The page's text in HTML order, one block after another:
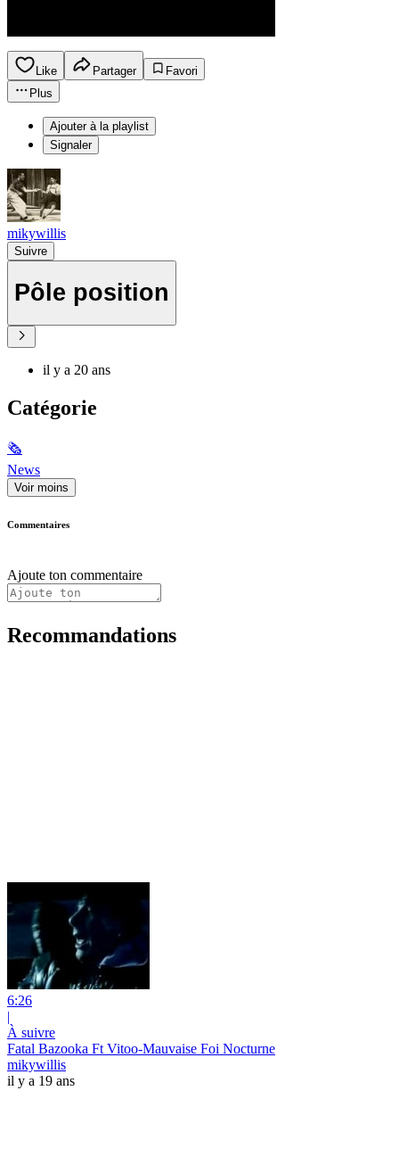
Like Partager
Favori
Plus
Ajouter à la playlist
Signaler
mikywillis
Suivre
Pôle position
il y a 20 ans
Catégorie
🗞
News
Voir moins
Commentaires
Ajoute ton commentaire
Recommandations
6:26
|
À suivre
Fatal Bazooka Ft Vitoo-Mauvaise Foi Nocturne
mikywillis
il y a 19 ans